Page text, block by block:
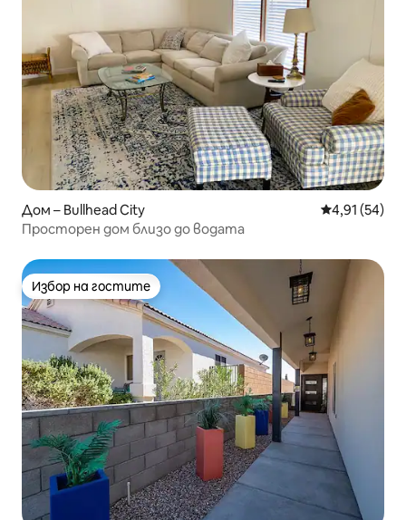
Дом – Bullhead City Средна
4,91 (54)
Просторен дом близо до водата
Избор на гостите
Избор на гостите